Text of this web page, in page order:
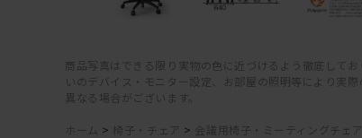
商品写真はできる限り実物の色に近づけるよう徹底してお
いのデバイス・モニター設定、お部屋の照明等により実
異なる場合がございます。
ホーム > 椅子・チェア > 会議用椅子・ミーティングチェア